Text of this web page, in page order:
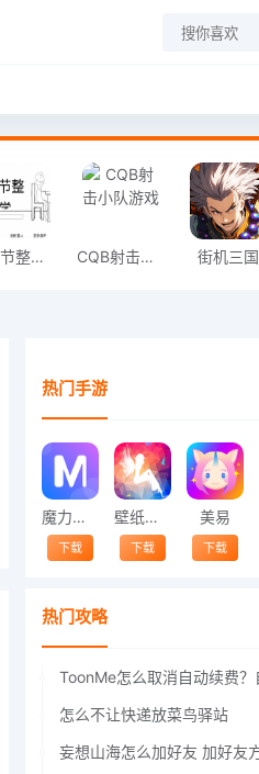
愚人节整同学 CQB射击小队游戏 街机三国
热门手游
魔力相册
下载
壁纸精灵
下载
美易
下载
热门攻略
怎么不让快递放菜鸟驿站